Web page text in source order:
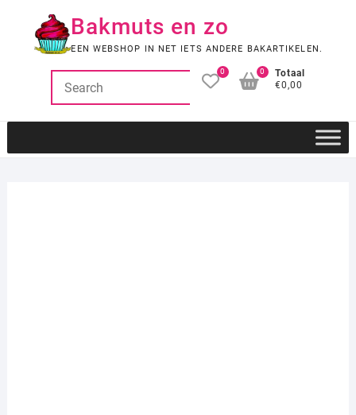
Bakmuts en zo
EEN WEBSHOP IN NET IETS ANDERE BAKARTIKELEN.
0
Totaal
€0,00
0